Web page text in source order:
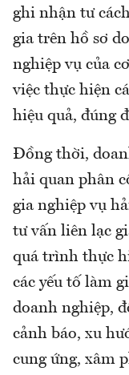
ghi nhận tư
gia trên hồ sơ
nghiệp vụ của
việc thực hiện
hiệu quả, đúng
Đồng thời,
hải quan phân
gia nghiệp vụ
tư vấn liên lạc
quá trình thực
các yếu tố làm
doanh nghiệp,
cảnh báo, xu
cung ứng, xâm